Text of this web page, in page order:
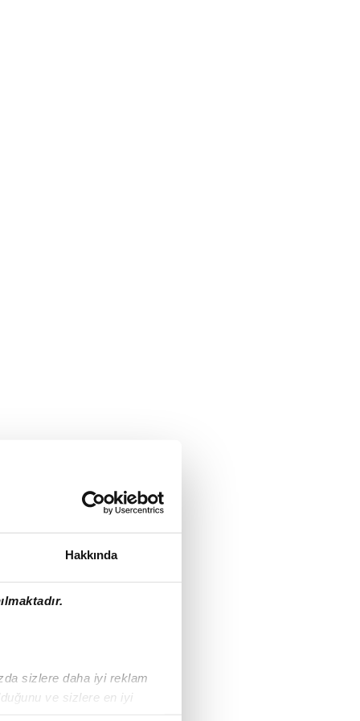
Hakkında
sizlere daha iyi reklam
ve sizlere en iyi